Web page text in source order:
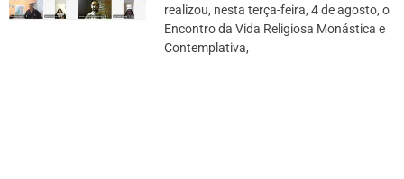
realizou, nesta terça-feira, 4 de agosto, o
Encontro da Vida Religiosa Monástica e
Contemplativa,